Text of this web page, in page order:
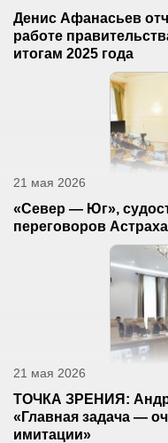
Денис Афанасьев
работе
итогам 2025 года
21 мая 2026
«Север — Юг»,
переговоров
21 мая 2026
ТОЧКА ЗРЕНИЯ:
«Главная задача —
имитации»